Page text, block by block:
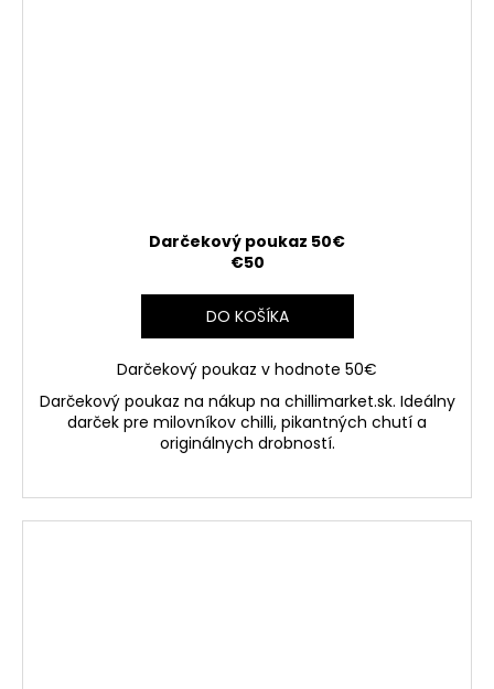
Darčekový poukaz 50€
€50
DO KOŠÍKA
Darčekový poukaz v hodnote 50€
Darčekový poukaz na nákup na chillimarket.sk. Ideálny
darček pre milovníkov chilli, pikantných chutí a
originálnych drobností.